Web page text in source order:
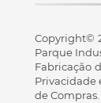
Copyright©
Parque
Fabricação
Privacidade
de Compras.